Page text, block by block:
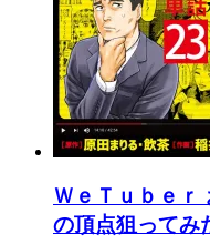
ＷｅＴｕｂｅｒ
の頂点狙ってみ